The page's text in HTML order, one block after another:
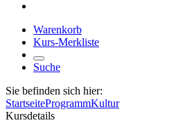
Warenkorb
Kurs-Merkliste
Suche
Sie befinden sich hier:
StartseiteProgrammKultur
Kursdetails